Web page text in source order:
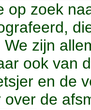
op zoek
zijn
ook van
en de
over de